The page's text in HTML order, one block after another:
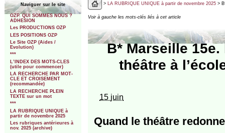
Naviguer sur le site
OZP. QUI SOMMES NOUS ?
ADHESION
Les PRODUCTIONS OZP
LES POSITIONS OZP
Le Site OZP (Aides /
Evolution)
***
L’INDEX DES MOTS-CLES
(utile pour commencer)
LA RECHERCHE PAR MOT-
CLE ET CROISEMENT
(recommandée)
LA RECHERCHE PLEIN
TEXTE sur un mot
***
LA RUBRIQUE UNIQUE à
partir de novembre 2025
Les rubriques antérieures à
nov. 2025 (archive)
> LA RUBRIQUE UNIQUE à partir de novembre 2025>
Voir à gauche les mots-clés liés à cet article
B* Marseille
théâtre à
15 juin
Quand le théâtre